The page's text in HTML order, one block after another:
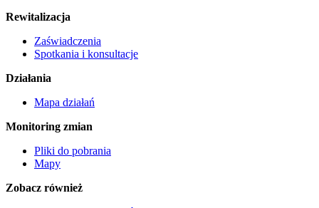
Rewitalizacja
Zaświadczenia
Spotkania i konsultacje
Działania
Mapa działań
Monitoring zmian
Pliki do pobrania
Mapy
Zobacz również